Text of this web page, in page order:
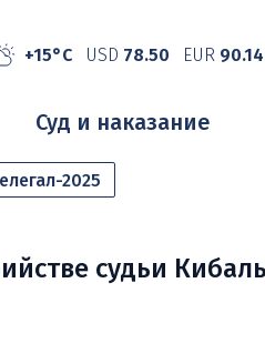
+15°C USD 78.50 EUR 90.14
Суд и наказание
2025
судьи